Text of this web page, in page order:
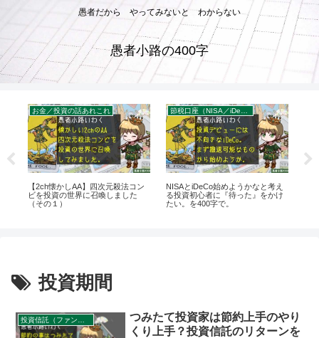
愚者だから やってみないと わからない
愚者小路の400字
お金／投資の話あれこれ
【2ch懐かしAA】四次元殺法コン
ビを投資の世界に召喚しました
（その１）
NISAとiDeCo始めようかなと考え
る投資初心者に『待った』をかけ
たい。を400字で。
投資期間
投資信託（ファンド）のリターン
つみたて投資家は節約上手のやり
くり上手？投資信託のリターンを